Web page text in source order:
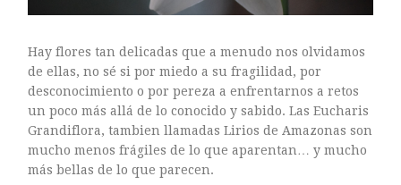
flores
FLORISTERÍAS
FOTOGRAFIA
INSTAGRAM
JARDINES
LOS PINTORES Y LAS FLORES
Hay flores tan delicadas que a menudo nos olvidamos
de ellas, no sé si por miedo a su fragilidad, por
desconocimiento o por pereza a enfrentarnos a retos
un poco más allá de lo conocido y sabido. Las Eucharis
Grandiflora, tambien llamadas Lirios de Amazonas son
mucho menos frágiles de lo que aparentan… y mucho
más bellas de lo que parecen.